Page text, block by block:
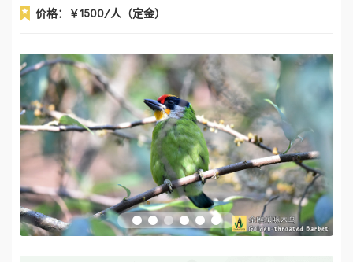
价格：￥​1500/人（定金）